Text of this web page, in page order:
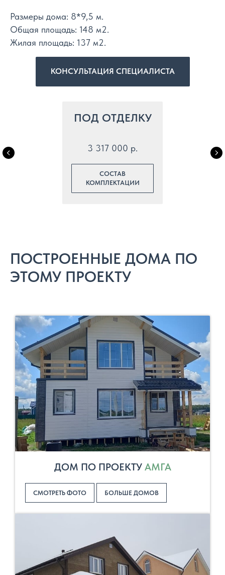
Размеры дома: 8*9,5 м.
Общая площадь: 148 м2.
Жилая площадь: 137 м2.
КОНСУЛЬТАЦИЯ СПЕЦИАЛИСТА
ПОД ОТДЕЛКУ
3 317 000 р.
СОСТАВ
КОМПЛЕКТАЦИИ
ПОСТРОЕННЫЕ ДОМА ПО
ЭТОМУ ПРОЕКТУ
ДОМ ПО ПРОЕКТУАМГА
СМОТРЕТЬ ФОТО БОЛЬШЕ ДОМОВ